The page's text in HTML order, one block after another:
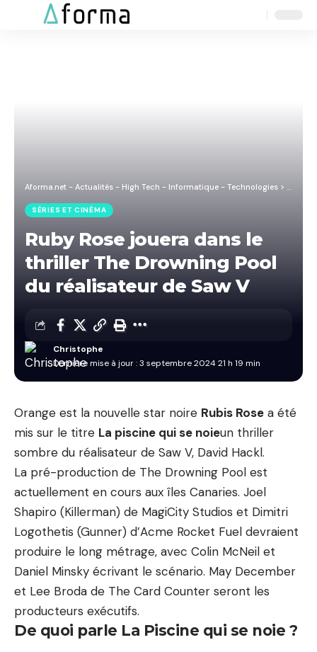
Aforma.net - Actualités - High Tech - Informatique - Technologies > Blog
SÉRIES ET CINÉMA
Ruby Rose jouera dans le
thriller The Drowning Pool
du réalisateur de Saw V
Dernière mise à jour : 3 septembre 2024 21 h 19 min
Christophe
Orange est la nouvelle star noire Rubis Rose a été
mis sur le titre La piscine qui se noieun thriller
sombre du réalisateur de Saw V, David Hackl.
La pré-production de The Drowning Pool est
actuellement en cours aux îles Canaries. Joel
Shapiro (Killerman) de MagiCity Studios et Dimitri
Logothetis (Gunner) d’Acme Rocket Fuel devraient
produire le long métrage, avec Colin McNeil et
Daniel Minsky écrivant le scénario. May December
et Lee Broda de The Card Counter seront les
producteurs exécutifs.
De quoi parle La Piscine qui se noie ?